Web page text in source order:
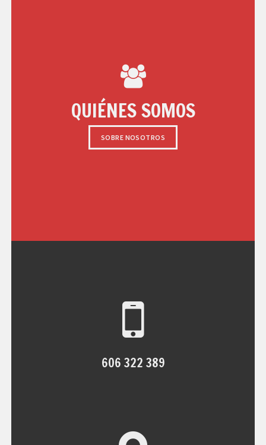
QUIÉNES SOMOS
SOBRE NOSOTROS
606 322 389